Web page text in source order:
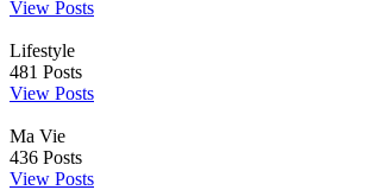
View Posts
Lifestyle
481 Posts
View Posts
Ma Vie
436 Posts
View Posts